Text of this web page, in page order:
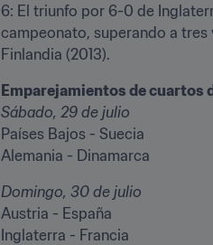
6: El triunfo por 6-0 de
campeonato, superando a tres
Finlandia (2013).
Emparejamientos de cuartos
Sábado, 29 de julio
Países Bajos - Suecia
Alemania - Dinamarca
Domingo, 30 de julio
Austria - España
Inglaterra - Francia